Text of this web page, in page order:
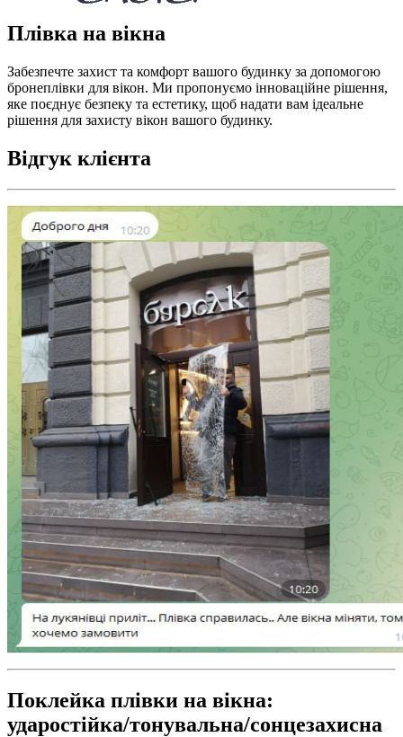
Плівка на вікна
Забезпечте захист та комфорт вашого будинку за допомогою
бронеплівки для вікон. Ми пропонуємо інноваційне рішення,
яке поєднує безпеку та естетику, щоб надати вам ідеальне
рішення для захисту вікон вашого будинку.
Відгук клієнта
Поклейка плівки на вікна:
ударостійка/тонувальна/сонцезахисна